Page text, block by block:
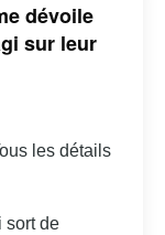
dévoile
sur leur
les détails
sort de